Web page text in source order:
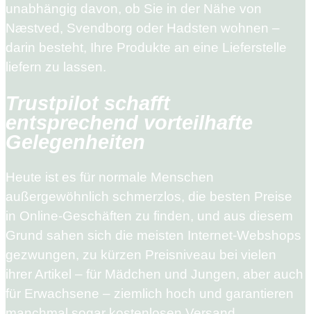
unabhängig davon, ob Sie in der Nähe von
Næstved, Svendborg oder Hadsten wohnen –
darin besteht, Ihre Produkte an eine Lieferstelle
liefern zu lassen.
Trustpilot schafft
entsprechend vorteilhafte
Gelegenheiten
Heute ist es für normale Menschen
außergewöhnlich schmerzlos, die besten Preise
in Online-Geschäften zu finden, und aus diesem
Grund sahen sich die meisten Internet-Webshops
gezwungen, zu kürzen Preisniveau bei vielen
ihrer Artikel – für Mädchen und Jungen, aber auch
für Erwachsene – ziemlich hoch und garantieren